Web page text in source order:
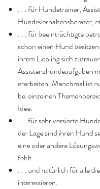
. . . für Hundetrainer,
Hundeverhaltensberater,
. . . für beeinträchtigte
schon einen Hund
ihrem Liebling sich
Assistenzhundeaufgaben
erarbeiten. Manchmal ist
bei einzelnen
Idee.
. . . für sehr versierte
der Lage sind ihren Hund
eine oder andere
fehlt.
. . . und natürlich für alle
interessieren.